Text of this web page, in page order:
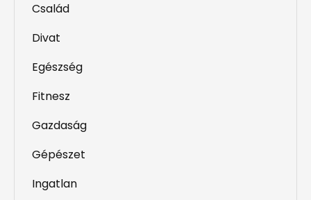
Család
Divat
Egészség
Fitnesz
Gazdaság
Gépészet
Ingatlan